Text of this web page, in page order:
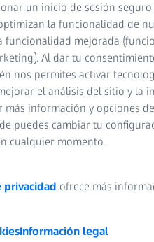
un inicio de sesión
la funcionalidad de
funcionalidad mejorada
Al dar tu
nos permites activar
el análisis del sitio y la
más información y opciones
puedes cambiar tu
cualquier momento.
privacidad ofrece más
Información legal